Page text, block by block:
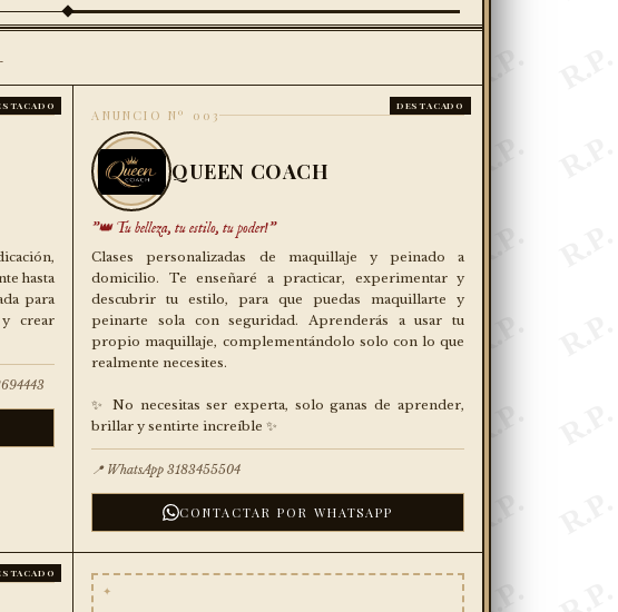
hasta
para
y crear
DESTACADO
ANUNCIO Nº 003
QUEEN COACH
"👑 Tu belleza, tu estilo, tu poder!"
Clases personalizadas de maquillaje y peinado a
domicilio. Te enseñaré a practicar, experimentar y
descubrir tu estilo, para que puedas maquillarte y
peinarte sola con seguridad. Aprenderás a usar tu
propio maquillaje, complementándolo solo con lo que
realmente necesites.
✨ No necesitas ser experta, solo ganas de aprender,
brillar y sentirte increíble ✨
📍 WhatsApp 3183455504
CONTACTAR POR WHATSAPP